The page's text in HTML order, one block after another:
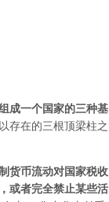
成一个国家的三种基
存在的三根顶梁柱之
货币流动对国家税收
或者完全禁止某些活